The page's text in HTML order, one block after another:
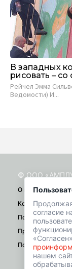
В западных
рисовать –
Рейчел Эмма
Ведомости) И...
согласие
нашем
© ООО
О проекте
Контакты
Помощь
Правила
Политика